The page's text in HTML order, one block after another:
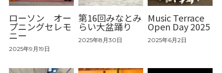
ローソン オー
プニングセレモ
ニー
2025年9月19日
第16回みなとみ
らい大盆踊り
2025年8月30日
Music Terrace
Open Day 2025
2025年6月2日